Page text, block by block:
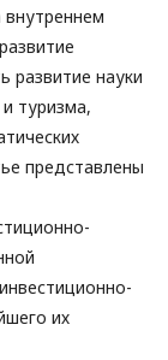
развитие науки
туризма,
представлены
их